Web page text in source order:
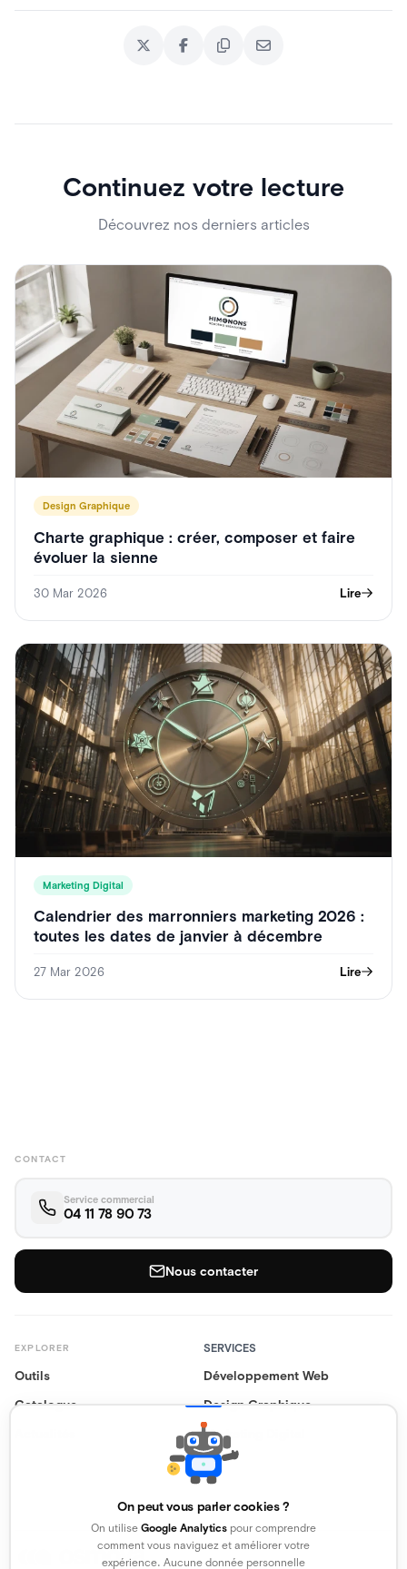
Continuez votre lecture
Découvrez nos derniers articles
Design Graphique
Charte graphique : créer, composer et faire
évoluer la sienne
30 Mar 2026 Lire
Marketing Digital
Calendrier des marronniers marketing 2026 :
toutes les dates de janvier à décembre
27 Mar 2026 Lire
EXPLORER
Outils
Catalogue
SERVICES
Développement Web
Design Graphique
Marketing Digital
CONTACT
Service commercial
04 11 78 90 73
Nous contacter
On peut vous parler cookies ?
On utilise Google Analytics pour comprendre
comment vous naviguez et améliorer votre
expérience. Aucune donnée personnelle